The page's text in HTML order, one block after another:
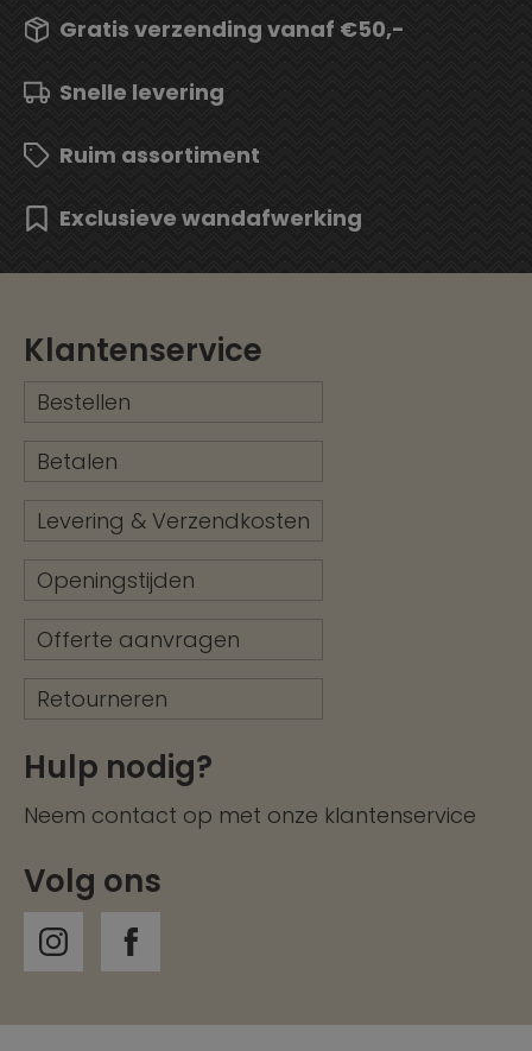
Gratis verzending vanaf €50,-
Snelle levering
Ruim assortiment
Exclusieve wandafwerking
Klantenservice
Bestellen
Betalen
Levering & Verzendkosten
Openingstijden
Offerte aanvragen
Retourneren
Hulp nodig?
Neem contact op met onze klantenservice
Volg ons